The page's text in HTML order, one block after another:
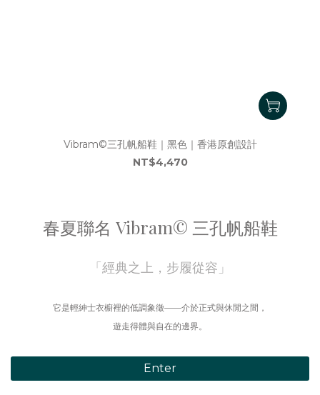
Vibram©三孔帆船鞋｜黑色｜香港原創設計
NT$4,470
春夏聯名 Vibram© 三孔帆船鞋
「經典之上，步履從容」
它是輕紳士衣櫥裡的低調象徵——介於正式與休閒之間，
遊走得體與自在的邊界。
Enter